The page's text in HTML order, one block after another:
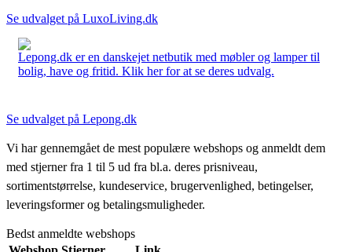
Se udvalget på LuxoLiving.dk
Lepong.dk er en danskejet netbutik med møbler og lamper til
bolig, have og fritid. Klik her for at se deres udvalg.
Se udvalget på Lepong.dk
Vi har gennemgået de mest populære webshops og anmeldt dem
med stjerner fra 1 til 5 ud fra bl.a. deres prisniveau,
sortimentstørrelse, kundeservice, brugervenlighed, betingelser,
leveringsformer og betalingsmuligheder.
Bedst anmeldte webshops